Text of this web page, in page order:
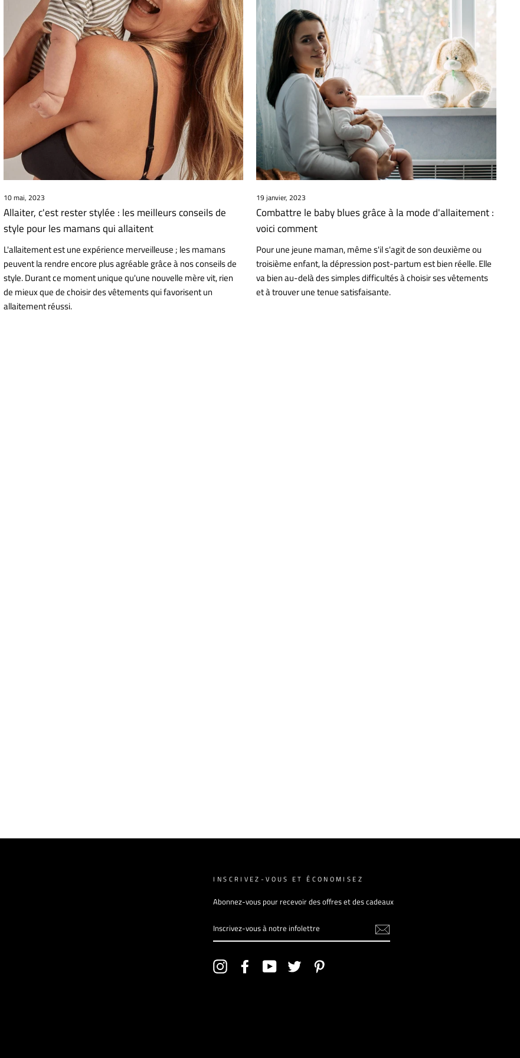
10 mai, 2023
Allaiter, c'est rester stylée : les meilleurs conseils de
style pour les mamans qui allaitent
L'allaitement est une expérience merveilleuse ; les mamans
peuvent la rendre encore plus agréable grâce à nos conseils de
style. Durant ce moment unique qu'une nouvelle mère vit, rien
de mieux que de choisir des vêtements qui favorisent un
allaitement réussi.
19 janvier, 2023
Combattre le baby blues grâce à la mode d'allaitement :
voici comment
Pour une jeune maman, même s'il s'agit de son deuxième ou
troisième enfant, la dépression post-partum est bien réelle. Elle
va bien au-delà des simples difficultés à choisir ses vêtements
et à trouver une tenue satisfaisante.
INSCRIVEZ-VOUS ET ÉCONOMISEZ
Abonnez-vous pour recevoir des offres et des cadeaux
VOUS
À
InstagramFacebook YouTube Twitter